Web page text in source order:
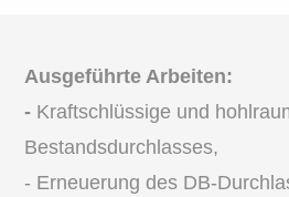
Ausgeführte Arbeiten:
- Kraftschlüssige und
Bestandsdurchlasses,
- Erneuerung des DB-